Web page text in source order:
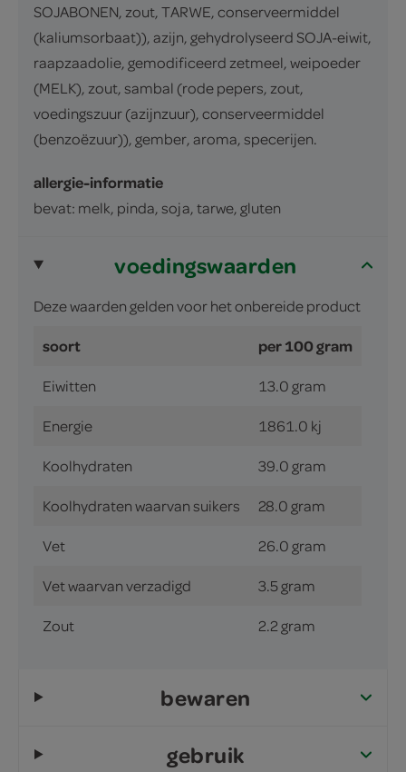
SOJABONEN, zout, TARWE, conserveermiddel
(kaliumsorbaat)), azijn, gehydrolyseerd SOJA-eiwit,
raapzaadolie, gemodificeerd zetmeel, weipoeder
(MELK), zout, sambal (rode pepers, zout,
voedingszuur (azijnzuur), conserveermiddel
(benzoëzuur)), gember, aroma, specerijen.
allergie-informatie
bevat: melk, pinda, soja, tarwe, gluten
voedingswaarden
Deze waarden gelden voor het onbereide product
soort per 100 gram
Eiwitten 13.0 gram
Energie 1861.0 kj
Koolhydraten 39.0 gram
Koolhydraten waarvan suikers 28.0 gram
Vet 26.0 gram
Vet waarvan verzadigd 3.5 gram
Zout 2.2 gram
bewaren
gebruik